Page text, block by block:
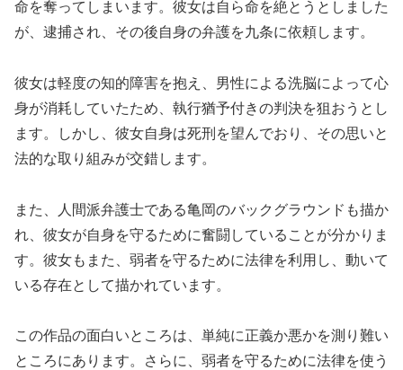
命を奪ってしまいます。彼女は自ら命を絶とうとしました
が、逮捕され、その後自身の弁護を九条に依頼します。
彼女は軽度の知的障害を抱え、男性による洗脳によって心
身が消耗していたため、執行猶予付きの判決を狙おうとし
ます。しかし、彼女自身は死刑を望んでおり、その思いと
法的な取り組みが交錯します。
また、人間派弁護士である亀岡のバックグラウンドも描か
れ、彼女が自身を守るために奮闘していることが分かりま
す。彼女もまた、弱者を守るために法律を利用し、動いて
いる存在として描かれています。
この作品の面白いところは、単純に正義か悪かを測り難い
ところにあります。さらに、弱者を守るために法律を使う